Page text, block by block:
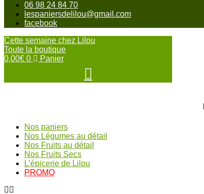
06 98 24 84 70
lespaniersdelilou@gmail.com
facebook
Cette semaine chez Lilou
Toute la boutique
0,00€ 0 Panier
Nos paniers
Nos Légumes au détail
Nos Fruits au détail
Nos Fruits Secs
L’épicerie de Lilou
PROMO